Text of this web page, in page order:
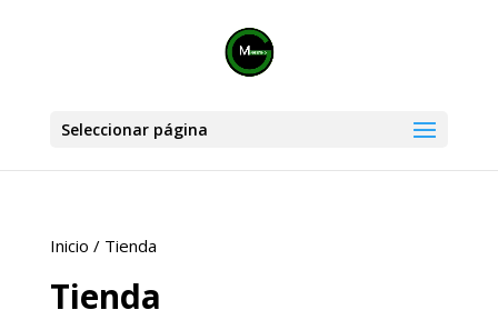
Seleccionar página
Inicio / Tienda
Tienda